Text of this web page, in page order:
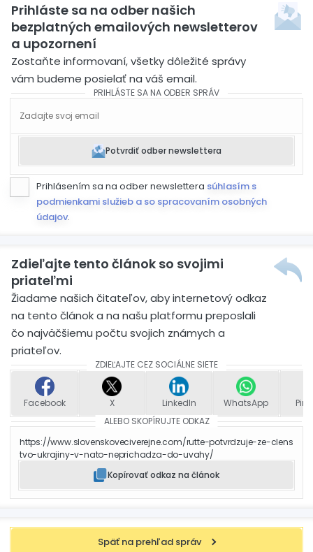
Prihláste sa na odber našich
bezplatných emailových newsletterov
a upozornení
Zostaňte informovaní, všetky dôležité správy
vám budeme posielať na váš email.
PRIHLÁSTE SA NA ODBER SPRÁV
Potvrdiť odber newslettera
Prihlásením sa na odber newslettera súhlasím s
podmienkami služieb a so spracovaním osobných
údajov.
Zdieľajte tento článok so svojimi
priateľmi
Žiadame našich čitateľov, aby internetový odkaz
na tento článok a na našu platformu preposlali
čo najväčšiemu počtu svojich známych a
priateľov.
ZDIEĽAJTE CEZ SOCIÁLNE SIETE
Facebook X LinkedIn WhatsApp
ALEBO SKOPÍRUJTE ODKAZ
https://www.slovenskoveciverejne.com/rutte-potvrdzuje-ze-clens
tvo-ukrajiny-v-nato-neprichadza-do-uvahy/
Kopírovať odkaz na článok
Späť na prehľad správ